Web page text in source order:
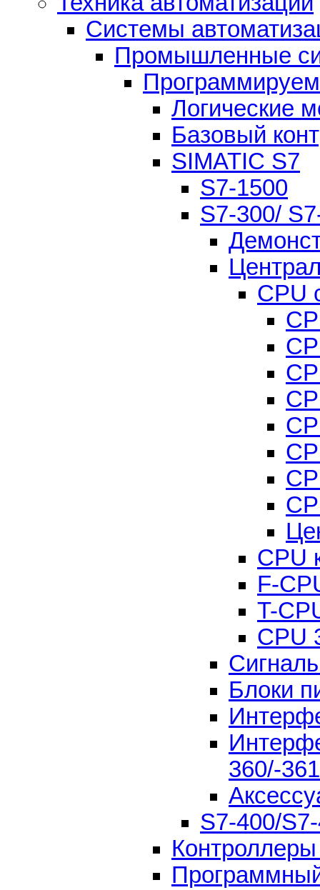
Системы
Промышленные
Логические
Базовый
SIMATIC S7
S7-1500
S7-300/
CPU
CPU
F-
T-
CPU
Блоки
360/-
S7-400/